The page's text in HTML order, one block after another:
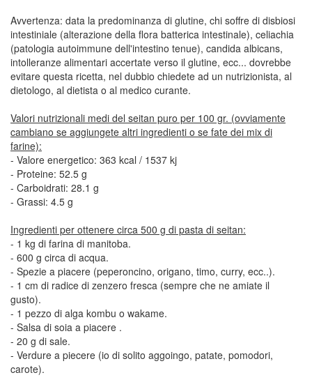
Avvertenza: data la predominanza di glutine, chi soffre di disbiosi
intestiniale (alterazione della flora batterica intestinale), celiachia
(patologia autoimmune dell'intestino tenue), candida albicans,
intolleranze alimentari accertate verso il glutine, ecc... dovrebbe
evitare questa ricetta, nel dubbio chiedete ad un nutrizionista, al
dietologo, al dietista o al medico curante.
Valori nutrizionali medi del seitan puro per 100 gr. (ovviamente
cambiano se aggiungete altri ingredienti o se fate dei mix di
farine):
- Valore energetico: 363 kcal / 1537 kj
- Proteine: 52.5 g
- Carboidrati: 28.1 g
- Grassi: 4.5 g
Ingredienti per ottenere circa 500 g di pasta di seitan:
- 1 kg di farina di manitoba.
- 600 g circa di acqua.
- Spezie a piacere (peperoncino, origano, timo, curry, ecc..).
- 1 cm di radice di zenzero fresca (sempre che ne amiate il
gusto).
- 1 pezzo di alga kombu o wakame.
- Salsa di soia a piacere .
- 20 g di sale.
- Verdure a piecere (io di solito aggoingo, patate, pomodori,
carote).